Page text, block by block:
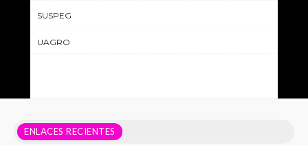
SUSPEG
UAGRO
ENLACES RECIENTES